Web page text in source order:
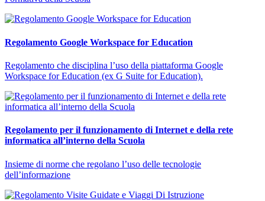
Regolamento Google Workspace for Education
Regolamento che disciplina l’uso della piattaforma Google
Workspace for Education (ex G Suite for Education).
Regolamento per il funzionamento di Internet e della rete
informatica all’interno della Scuola
Insieme di norme che regolano l’uso delle tecnologie
dell’informazione